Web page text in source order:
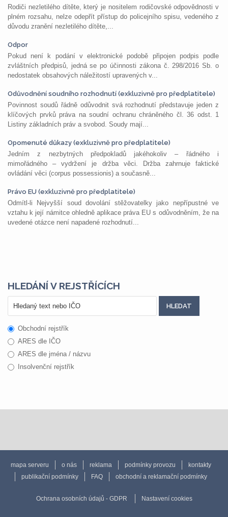
Rodiči nezletilého dítěte, který je nositelem rodičovské odpovědnosti v
plném rozsahu, nelze odepřít přístup do policejního spisu, vedeného z
důvodu zranění nezletilého dítěte,...
Odpor
Pokud není k podání v elektronické podobě připojen podpis podle
zvláštních předpisů, jedná se po účinnosti zákona č. 298/2016 Sb. o
nedostatek obsahových náležitostí upravených v...
Odůvodnění soudního rozhodnutí (exkluzivně pro předplatitele)
Povinnost soudů řádně odůvodnit svá rozhodnutí představuje jeden z
klíčových prvků práva na soudní ochranu chráněného čl. 36 odst. 1
Listiny základních práv a svobod. Soudy mají...
Opomenuté důkazy (exkluzivně pro předplatitele)
Jedním z nezbytných předpokladů jakéhokoliv – řádného i
mimořádného – vydržení je držba věci. Držba zahrnuje faktické
ovládání věci (corpus possessionis) a současně...
Právo EU (exkluzivně pro předplatitele)
Odmítl-li Nejvyšší soud dovolání stěžovatelky jako nepřípustné ve
vztahu k její námitce ohledně aplikace práva EU s odůvodněním, že na
uvedené otázce není napadené rozhodnutí...
HLEDÁNÍ V REJSTŘÍCÍCH
Obchodní rejstřík
ARES dle IČO
ARES dle jména / názvu
Insolvenční rejstřík
mapa serveru o nás reklama podmínky provozu
kontakty
publikační podmínky
FAQ obchodní a reklamační podmínky
Ochrana osobních údajů - GDPR Nastavení cookies